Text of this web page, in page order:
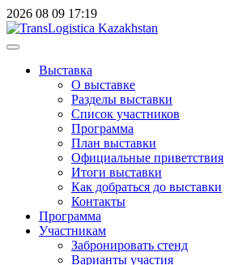
2026 08 09 17:19
Выставка
О выставке
Разделы выставки
Список участников
Программа
План выставки
Официальные приветствия
Итоги выставки
Как добраться до выставки
Контакты
Программа
Участникам
Забронировать стенд
Варианты участия